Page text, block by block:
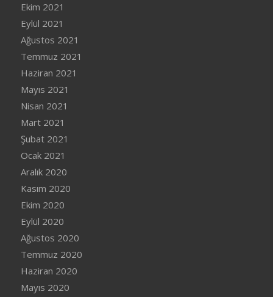
Ekim 2021
Eylül 2021
Ağustos 2021
Temmuz 2021
Haziran 2021
Mayıs 2021
Nisan 2021
Mart 2021
Şubat 2021
Ocak 2021
Aralık 2020
Kasım 2020
Ekim 2020
Eylül 2020
Ağustos 2020
Temmuz 2020
Haziran 2020
Mayıs 2020